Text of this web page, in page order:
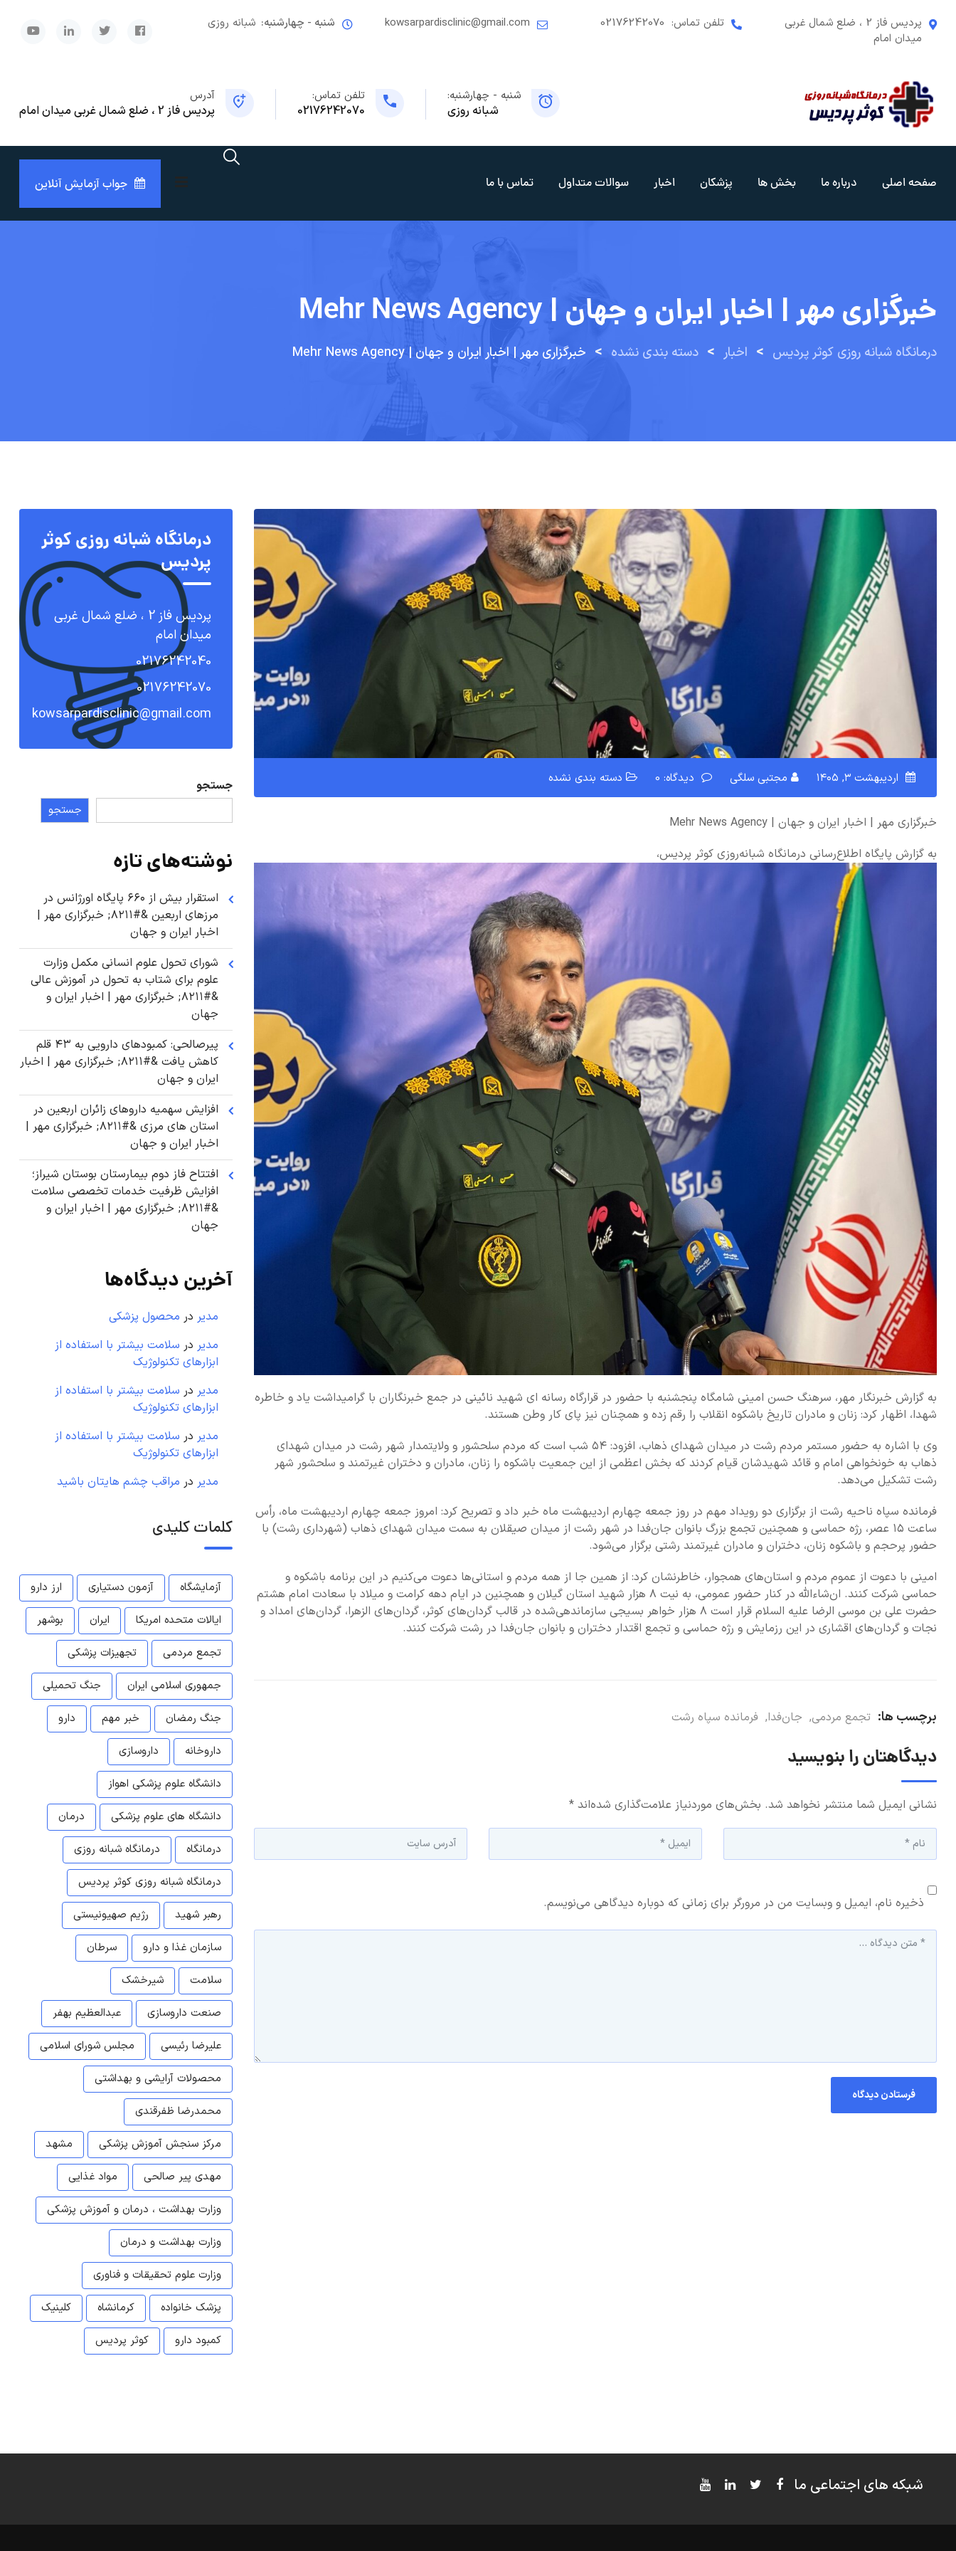
پردیس فاز 2 ، ضلع شمال غربی
میدان امام
تلفن تماس: 02176242070
kowsarpardisclinic@gmail.com شنبه - چهارشنبه:شبانه روزی
شنبه - چهارشنبه:
شبانه روزی
تلفن تماس:
02176242070
آدرس
پردیس فاز 2 ، ضلع شمال غربی میدان امام
صفحه اصلی درباره ما بخش ها پزشکان اخبار سوالات متداول تماس با ما جواب آزمایش آنلاین
خبرگزاری مهر | اخبار ایران و جهان | Mehr News Agency
درمانگاه شبانه روزی کوثر پردیس > اخبار > دسته بندی نشده > خبرگزاری مهر | اخبار ایران و جهان | Mehr News Agency
اردیبهشت ۳, ۱۴۰۵ مجتبی سلگی دیدگاه: 0 دسته بندی نشده
خبرگزاری مهر | اخبار ایران و جهان | Mehr News Agency
به گزارش پایگاه اطلاع‌رسانی درمانگاه شبانه‌روزی کوثر پردیس،
به گزارش خبرنگار مهر، سرهنگ حسن امینی شامگاه پنجشنبه با حضور در قرارگاه رسانه ای شهید نائینی در جمع خبرنگاران با گرامیداشت یاد و خاطره
شهدا، اظهار کرد: زنان و مادران تاریخ باشکوه انقلاب را رقم زده‌ و همچنان نیز پای کار وطن هستند.
وی با اشاره به حضور مستمر مردم رشت در میدان شهدای ذهاب، افزود: ۵۴ شب است که مردم سلحشور و ولایتمدار شهر رشت در میدان شهدای
ذهاب به خونخواهی امام و قائد شهیدشان قیام کردند که بخش اعظمی از این جمعیت باشکوه را زنان، مادران و دختران غیرتمند و سلحشور شهر
رشت تشکیل می‌دهد.
فرمانده سپاه ناحیه رشت از برگزاری دو رویداد مهم در روز جمعه چهارم اردیبهشت ماه خبر داد و تصریح کرد: امروز جمعه چهارم اردیبهشت ماه، رأس
ساعت ۱۵ عصر، رژه حماسی و همچنین تجمع بزرگ بانوان جان‌فدا در شهر رشت از میدان صیقلان به سمت میدان شهدای ذهاب (شهرداری رشت) با
حضور پرحجم و باشکوه زنان، دختران و مادران غیرتمند رشتی برگزار می‌شود.
امینی با دعوت از عموم مردم و استان‌های همجوار، خاطرنشان کرد: از همین جا از همه مردم و استانی‌ها دعوت می‌کنیم در این برنامه باشکوه و
حماسی شرکت کنند. ان‌شاءالله در کنار حضور عمومی، به نیت ۸ هزار شهید استان گیلان و همچنین در ایام دهه کرامت و میلاد با سعادت امام هشتم
حضرت علی بن موسی الرضا علیه السلام قرار است ۸ هزار خواهر بسیجی سازماندهی‌شده در قالب گردان‌های کوثر، گردان‌های الزهرا، گردان‌های امداد و
نجات و گردان‌های اقشاری در این رزمایش و رژه حماسی و تجمع اقتدار دختران و بانوان جان‌فدا در رشت شرکت کنند.
برچسب ها: تجمع مردمی, جان‌فدا, فرمانده سپاه رشت
دیدگاهتان را بنویسید
نشانی ایمیل شما منتشر نخواهد شد. بخش‌های موردنیاز علامت‌گذاری شده‌اند *
ذخیره نام، ایمیل و وبسایت من در مرورگر برای زمانی که دوباره دیدگاهی می‌نویسم.
درمانگاه شبانه روزی کوثر
پردیس
پردیس فاز 2 ، ضلع شمال غربی
میدان امام
02176242040
02176242070
kowsarpardisclinic@gmail.com
جستجو
جستجو
نوشته‌های تازه
استقرار بیش از ۶۶۰ پایگاه اورژانس در
مرزهای اربعین &#۸۲۱۱; خبرگزاری مهر |
اخبار ایران و جهان
شورای تحول علوم انسانی مکمل وزارت
علوم برای شتاب به تحول در آموزش عالی
&#۸۲۱۱; خبرگزاری مهر | اخبار ایران و
جهان
پیرصالحی: کمبودهای دارویی به ۴۳ قلم
کاهش یافت &#۸۲۱۱; خبرگزاری مهر | اخبار
ایران و جهان
افزایش سهمیه داروهای زائران اربعین در
استان های مرزی &#۸۲۱۱; خبرگزاری مهر |
اخبار ایران و جهان
افتتاح فاز دوم بیمارستان بوستان شیراز؛
افزایش ظرفیت خدمات تخصصی سلامت
&#۸۲۱۱; خبرگزاری مهر | اخبار ایران و
جهان
آخرین دیدگاه‌ها
مدیر در محصول پزشکی
مدیر در سلامت بیشتر با استفاده از
ابزارهای تکنولوژیک
مدیر در سلامت بیشتر با استفاده از
ابزارهای تکنولوژیک
مدیر در سلامت بیشتر با استفاده از
ابزارهای تکنولوژیک
مدیر در مراقب چشم هایتان باشید
کلمات کلیدی
آزمایشگاه آزمون دستیاری
ارز دارو
ایالات متحده امریکا
ایران
بوشهر
تجمع مردمی
تجهیزات پزشکی
جمهوری اسلامی ایران
جنگ تحمیلی
جنگ رمضان
خبر مهم
دارو
داروخانه
داروسازی
دانشگاه علوم پزشکی اهواز
دانشگاه های علوم پزشکی
درمان
درمانگاه
درمانگاه شبانه روزی
درمانگاه شبانه روزی کوثر پردیس
رهبر شهید
رژیم صهیونیستی
سازمان غذا و دارو
سرطان
سلامت
شیرخشک
صنعت داروسازی
عبدالعظیم بهفر
علیرضا رئیسی
مجلس شورای اسلامی
محصولات آرایشی و بهداشتی
محمدرضا ظفرقندی
مرکز سنجش آموزش پزشکی
مشهد
مهدی پیر صالحی
مواد غذایی
وزارت بهداشت ، درمان و آموزش پزشکی
وزارت بهداشت و درمان
وزارت علوم تحقیقات و فناوری
پزشک خانواده
کرمانشاه
کلینیک
کمبود دارو
کوثر پردیس
شبکه های اجتماعی ما